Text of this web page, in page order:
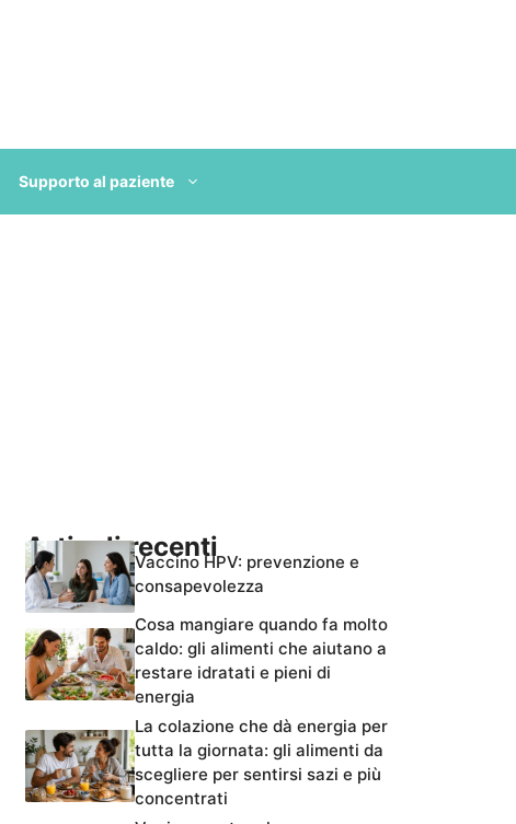
Supporto al paziente
Articoli recentiVaccino HPV: prevenzione e
consapevolezza
Cosa mangiare quando fa molto
caldo: gli alimenti che aiutano a
restare idratati e pieni di
energia
La colazione che dà energia per
tutta la giornata: gli alimenti da
scegliere per sentirsi sazi e più
concentrati